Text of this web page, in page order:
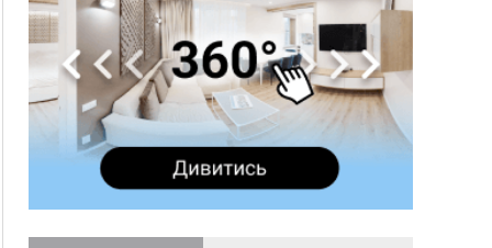
оголосили тендер на 7 мільйонів на
благоустрій Німецького озера
У Калуші на озері в міському парку масово
загинули качки та риба
11:18
Майстра лісу з Верховинщини оштрафували на
600 тисяч за переправлення чоловіків до
Румунії
На Прикарпатті через негоду сталися аварійні